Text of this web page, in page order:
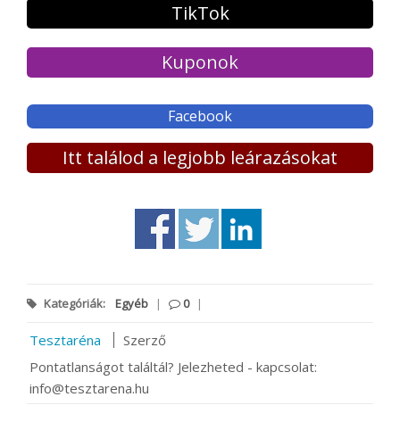
TikTok
Kuponok
Facebook
Itt találod a legjobb leárazásokat
Kategóriák: Egyéb | 0 |
Tesztaréna
Szerző
Pontatlanságot találtál? Jelezheted - kapcsolat:
info@tesztarena.hu